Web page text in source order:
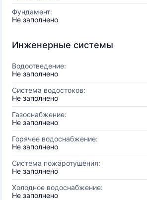
Фундамент:
Не заполнено
Инженерные системы
Водоотведение:
Не заполнено
Система водостоков:
Не заполнено
Газоснабжение:
Не заполнено
Горячее водоснабжение:
Не заполнено
Система пожаротушения:
Не заполнено
Холодное водоснабжение:
Не заполнено